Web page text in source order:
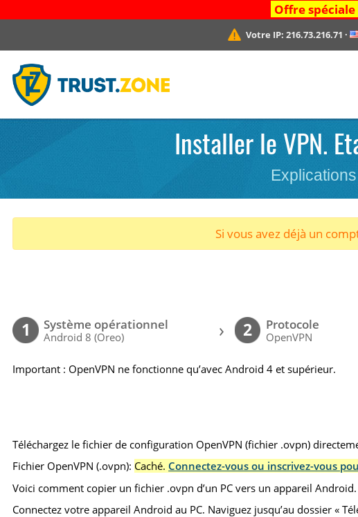
Offre spéciale
Votre IP:216.73.216.71 ·
Installer le VPN.
Si vous avez déjà un
1 Système opérationnel
Android 8 (Oreo) › 2 Protocole
OpenVPN
Important : OpenVPN ne fonctionne qu’avec Android 4 et supérieur.
Téléchargez le fichier de configuration OpenVPN (fichier .ovpn)
Fichier OpenVPN (.ovpn): Caché. Connectez-vous ou inscrivez-vous
Voici comment copier un fichier .ovpn d’un PC vers un appareil Android.
Connectez votre appareil Android au PC. Naviguez jusqu’au dossier «